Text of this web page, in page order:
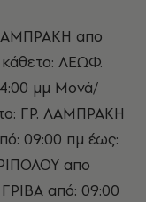
απο
ΛΕΩΦ.
μμ Μονά/
ΓΡ. ΛΑΜΠΡΑΚΗ
09:00 πμ έως:
απο
από: 09:00